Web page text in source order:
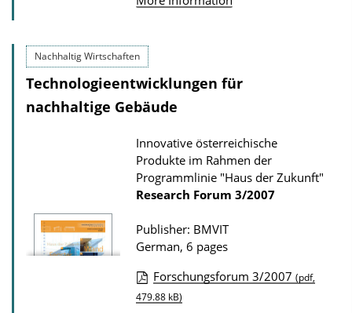
u
l
i
c
t
i
o
D
o
w
n
Nachhaltig Wirtschaften
Technologieentwicklungen für
nachhaltige Gebäude
Innovative österreichische
Produkte im Rahmen der
Programmlinie "Haus der Zukunft"
Research Forum 3/2007
Publisher: BMVIT
German, 6 pages
P
Forschungsforum 3/2007 (pdf,
479.88 kB)